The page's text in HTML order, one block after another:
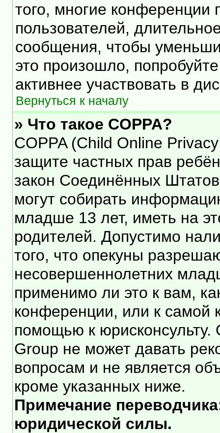
того, многие конференции
пользователей,
сообщения, чтобы
это произошло,
активнее участвовать в
Вернуться к началу
» Что такое COPPA?
COPPA (Child Online
защите частных прав
закон Соединённых
могут собирать
младше 13 лет, иметь на
родителей. Допустимо
того, что опекуны
несовершеннолетних
применимо ли это к вам,
конференции, или к самой
помощью к
Group не может давать
вопросам и не является
кроме указанных ниже.
Примечание
юридической силы.